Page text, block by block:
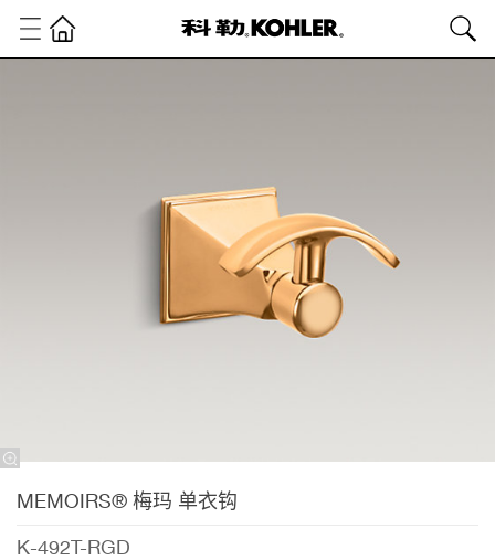
MEMOIRS® 梅玛 单衣钩
K-492T-RGD